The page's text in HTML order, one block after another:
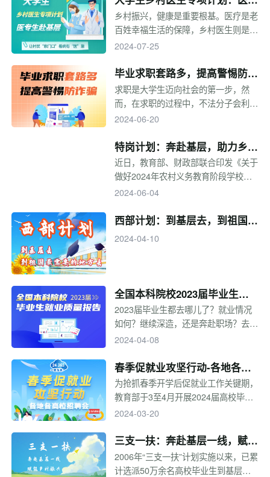
编？国企就业？外企、民企就业？……
选择不同的方向，会面临不同的人生际
起来找属于自己的答案吧。
生赴基层，让村民“家门口”看病
有“医”靠
乡村振兴，健康是重要根基。医疗是老
百姓幸福生活的保障，乡村医生则是最
贴近农村居民的健康“守门人”。我国各
实施乡村振兴战略和全面推进健康中国
建设对乡村医生的能力和素质提出了更
高要求。2023年五部门印发通知，“十
医生专项计划，鼓励和吸引更多医学专
业毕业生服务农村、扎根农村。
2024-07-25
毕业求职套路多，提高警惕防诈
骗
求职是大学生迈向社会的第一步，然
而，在求职的过程中，不法分子会利用
毕业生求职心切的心理，以高薪资、高
此，求职者在找工作时要把心态放平，
不宜操之过急，同时，“擦亮眼睛”从正
规的渠道找工作，降低遇到不靠谱公司
2024-06-20
特岗计划：奔赴基层，助力乡村
教育
近日，教育部、财政部联合印发《关于
做好2024年农村义务教育阶段学校教
师特设岗位计划实施工作的通知》，
名。什么是特岗计划？报考条件有哪
2024-06-04
西部计划：到基层去，到祖国最
需要的地方去
2024-04-10
全国本科院校2023届毕业生就
业质量报告
2023届毕业生都去哪儿了？就业情况
如何？继续深造，还是奔赴职场？去大
城市，还是回家乡工作？想知道2023
生就业质量报告给你答案。小编汇总全
国本科院校2023届毕业生就业质量报
告，快来看看有没有你关注的学校~
2024-04-08
春季促就业攻坚行动-各地各高
校招聘会
为抢抓春季开学后促就业工作关键期，
教育部于3至4月开展2024届高校毕业
生春季促就业攻坚行动，全力促进高校
2024-03-20
三支一扶：奔赴基层一线，赋能
乡村振兴
2006年“三支一扶”计划实施以来，已累
计选派50万余名高校毕业生到基层服